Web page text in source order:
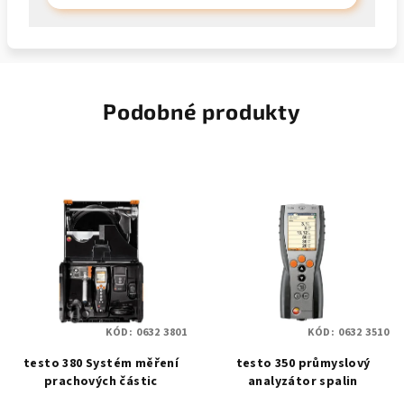
Podobné produkty
testo 380 Systém měření
prachových částic
KÓD: 0632 3801
testo 350 průmyslový
analyzátor spalin
KÓD: 0632 3510